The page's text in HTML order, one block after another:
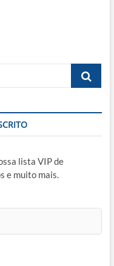
Busca
lista VIP de
e muito mais.